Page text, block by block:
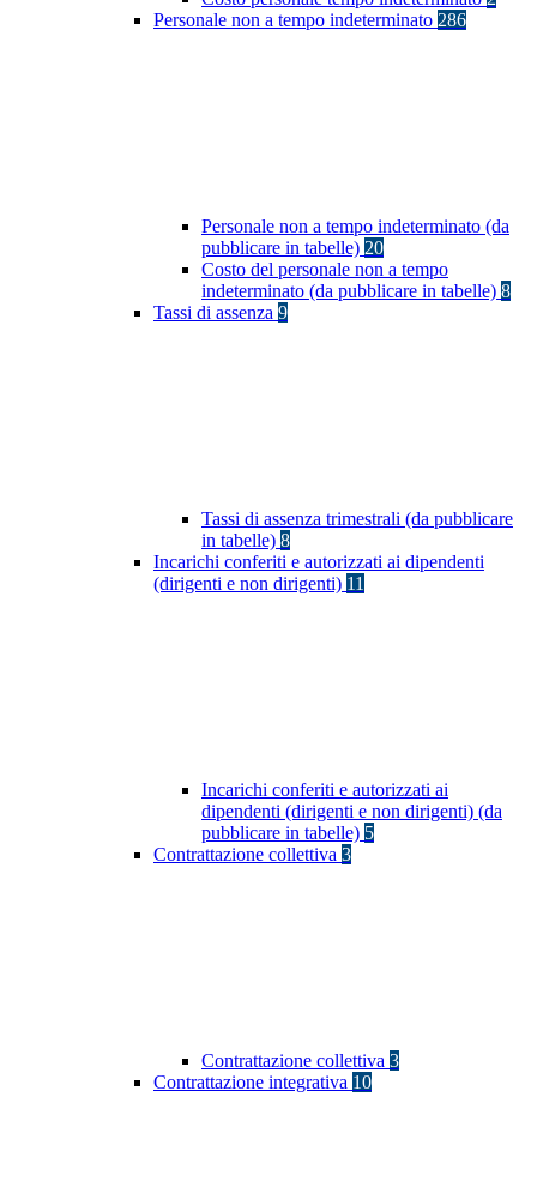
Personale non a tempo indeterminato 286
Personale non a tempo indeterminato (da
pubblicare in tabelle) 20
Costo del personale non a tempo
indeterminato (da pubblicare in tabelle) 8
Tassi di assenza 9
Tassi di assenza trimestrali (da pubblicare
in tabelle) 8
Incarichi conferiti e autorizzati ai dipendenti
(dirigenti e non dirigenti) 11
Incarichi conferiti e autorizzati ai
dipendenti (dirigenti e non dirigenti) (da
pubblicare in tabelle) 5
Contrattazione collettiva 3
Contrattazione collettiva 3
Contrattazione integrativa 10